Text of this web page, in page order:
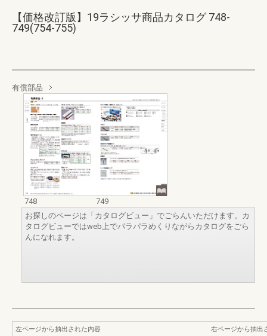
【価格改訂版】19ラシッサ商品カタログ 748-
749(754-755)
有償部品
748
749
お探しのページは「カタログビュー」でごらんいただけます。カ
タログビューではweb上でパラパラめくりながらカタログをごら
んになれます。
左ページから抽出された内容
右ページから抽出